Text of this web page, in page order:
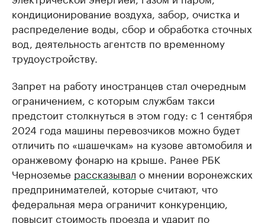
кондиционирование воздуха, забор, очистка и
распределение воды, сбор и обработка сточных
вод, деятельность агентств по временному
трудоустройству.
Запрет на работу иностранцев стал очередным
ограничением, с которым службам такси
предстоит столкнуться в этом году: с 1 сентября
2024 года машины перевозчиков можно будет
отличить по «шашечкам» на кузове автомобиля и
оранжевому фонарю на крыше. Ранее РБК
Черноземье рассказывал о мнении воронежских
предпринимателей, которые считают, что
федеральная мера ограничит конкуренцию,
повысит стоимость проезда и ударит по